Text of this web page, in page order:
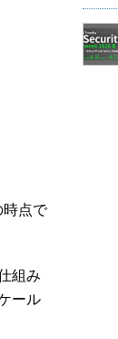
時点で
組み
ール